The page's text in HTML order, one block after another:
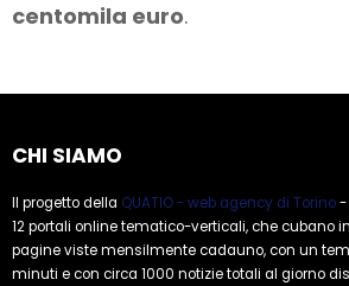
centomila euro.
CHI SIAMO
Il progetto della QUATIO - web agency di Torino-
12 portali online tematico-verticali, che cubano
pagine viste mensilmente cadauno, con un
minuti e con circa 1000 notizie totali al giorno